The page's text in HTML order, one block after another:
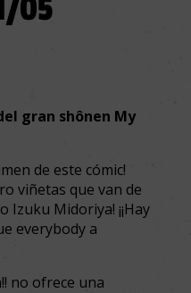
05
gran shônen My
de este cómic!
viñetas que van de
Izuku Midoriya! ¡¡Hay
everybody a
no ofrece una